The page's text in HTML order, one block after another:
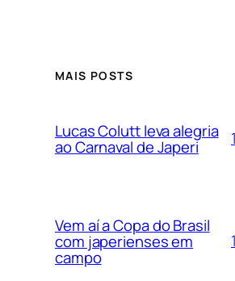
MAIS POSTS
Lucas Colutt leva alegria
ao Carnaval de Japeri
Vem aí a Copa do Brasil
com japerienses em
campo